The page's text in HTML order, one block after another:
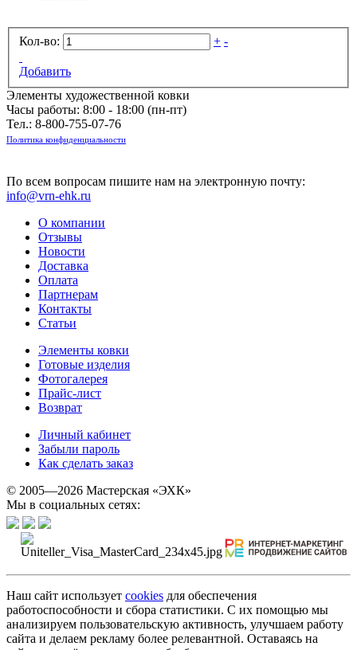
Кол-во: + -
Добавить
Элементы художественной ковки
Часы работы: 8:00 - 18:00 (пн-пт)
Тел.: 8-800-755-07-76
Политика конфиденциальности
По всем вопросам пишите нам на электронную почту:
info@vrn-ehk.ru
О компании
Отзывы
Новости
Доставка
Оплата
Партнерам
Контакты
Статьи
Элементы ковки
Готовые изделия
Фотогалерея
Прайс-лист
Возврат
Личный кабинет
Забыли пароль
Как сделать заказ
© 2005—2026 Мастерская «ЭХК»
Мы в социальных сетях:
Наш сайт использует cookies для обеспечения
работоспособности и сбора статистики. С их помощью мы
анализируем пользовательскую активность, улучшаем работу
сайта и делаем рекламу более релевантной. Оставаясь на